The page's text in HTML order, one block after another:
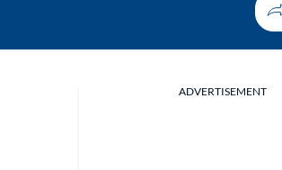
ADVERTISEMENT